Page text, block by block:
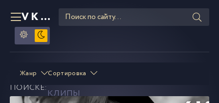
VKLIPE RU
ПОИСКЕ:
DJ Calma
клипы
Жанр Сортировка